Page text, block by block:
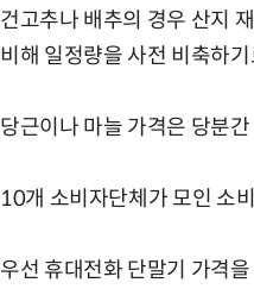
건고추나 배추의 경우 산지
비해 일정량을 사전 비축하
당근이나 마늘 가격은 당분
10개 소비자단체가 모인 소
우선 휴대전화 단말기 가격